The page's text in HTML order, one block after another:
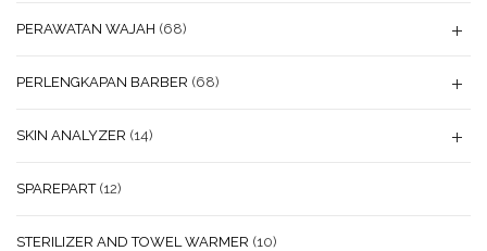
PERAWATAN WAJAH (68)
PERLENGKAPAN BARBER (68)
SKIN ANALYZER (14)
SPAREPART (12)
STERILIZER AND TOWEL WARMER (10)